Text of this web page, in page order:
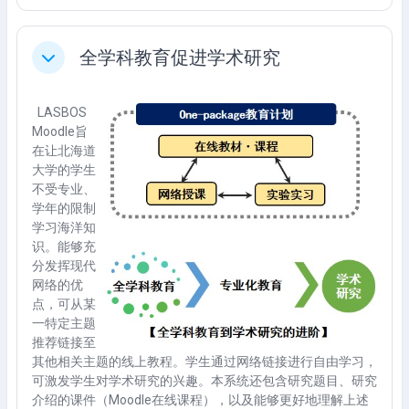
Ciutkan全学科教育促进学术研究
LASBOS
Moodle旨
在让北海道
大学的学生
不受专业、
学年的限制
学习海洋知
识。能够充
分发挥现代
网络的优
点，可从某
一特定主题
推荐链接至
其他相关主题的线上教程。学生通过网络链接进行自由学习，
可激发学生对学术研究的兴趣。本系统还包含研究题目、研究
介绍的课件（Moodle在线课程），以及能够更好地理解上述